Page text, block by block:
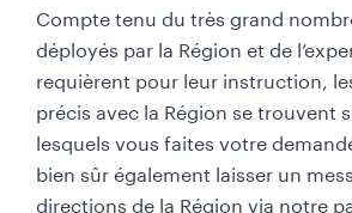
Compte tenu du très grand
déployés par la Région et de
requièrent pour leur instruction,
précis avec la Région se trouvent
lesquels vous faites votre
bien sûr également laisser un
directions de la Région via notre